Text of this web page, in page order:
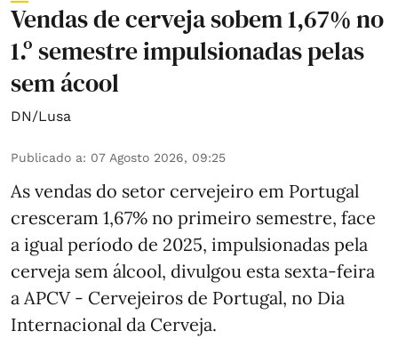
Vendas de cerveja sobem 1,67% no
1.º semestre impulsionadas pelas
sem ácool
DN/Lusa
Publicado a: 07 Agosto 2026, 09:25
As vendas do setor cervejeiro em Portugal
cresceram 1,67% no primeiro semestre, face
a igual período de 2025, impulsionadas pela
cerveja sem álcool, divulgou esta sexta-feira
a APCV - Cervejeiros de Portugal, no Dia
Internacional da Cerveja.